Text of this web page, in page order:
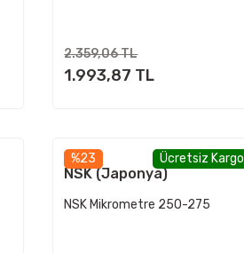
2.359,06 TL
1.993,87 TL
%23 Ücretsiz Kargo
NSK (Japonya)
NSK Mikrometre 250-275